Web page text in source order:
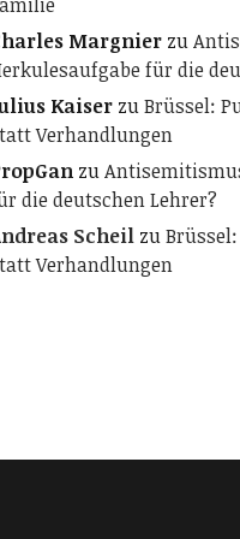
Margnierzu
für die
KaiserzuBrüssel:
Verhandlungen
zu
die deutschen Lehrer?
Scheilzu
Verhandlungen